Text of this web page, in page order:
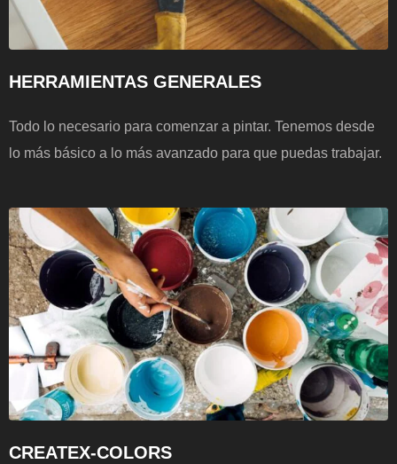
HERRAMIENTAS GENERALES
Todo lo necesario para comenzar a pintar. Tenemos desde
lo más básico a lo más avanzado para que puedas trabajar.
CREATEX-COLORS